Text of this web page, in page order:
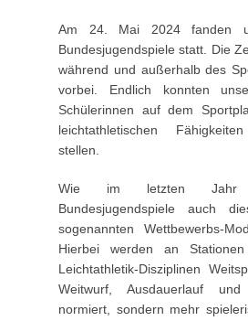
Am 24. Mai 2024 fanden
Bundesjugendspiele statt. Die
während und außerhalb des
vorbei. Endlich konnten
Schülerinnen auf dem
leichtathletischen
stellen.
Wie im letzten Jahr
Bundesjugendspiele auch
sogenannten Wettbewerbs-
Hierbei werden an
Leichtathletik-Disziplinen
Weitwurf, Ausdauerlauf
normiert, sondern mehr